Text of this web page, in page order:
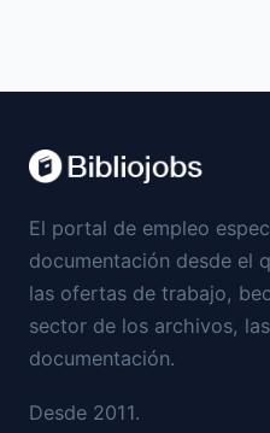
El portal de empleo
documentación desde el
las ofertas de trabajo,
sector de los archivos,
documentación.
Desde 2011.